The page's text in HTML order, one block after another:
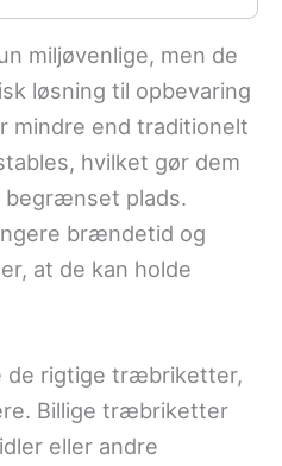
miljøvenlige, men de
løsning til opbevaring
mindre end traditionelt
hvilket gør dem
begrænset plads.
brændetid og
at de kan holde
de rigtige træbriketter,
Billige træbriketter
eller andre